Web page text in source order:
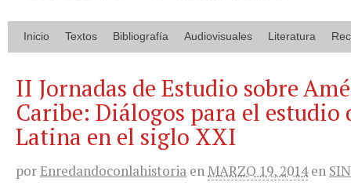
Inicio Textos Bibliografía Audiovisuales Literatura
II Jornadas de Estudio sobre
Caribe: Diálogos para el estudio
Latina en el siglo XXI
porEnredandoconlahistoria enMARZO 19, 2014 en